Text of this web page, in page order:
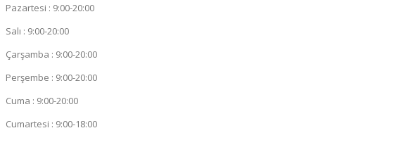
Pazartesi : 9:00-20:00
Salı : 9:00-20:00
Çarşamba : 9:00-20:00
Perşembe : 9:00-20:00
Cuma : 9:00-20:00
Cumartesi : 9:00-18:00